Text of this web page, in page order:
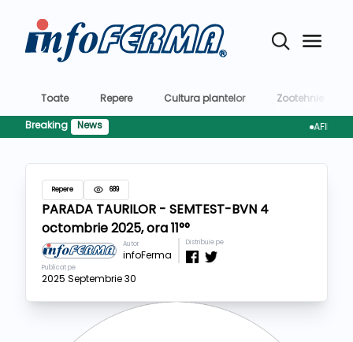
Toate Repere Cultura plantelor
Zootehnie
Breaking
News AFIR
Repere 689
PARADA TAURILOR - SEMTEST-BVN 4
octombrie 2025, ora 11°°
Autor
infoFerma
Distribuie pe
Publicat pe
2025 Septembrie 30